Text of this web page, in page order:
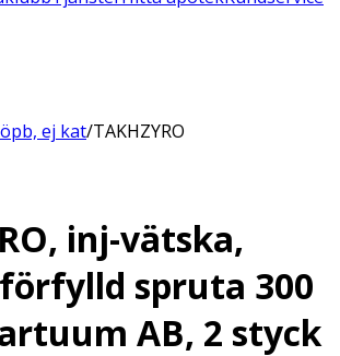
ej kat/TAKHZYRO
inj-vätska,
spruta 300
AB, 2 styck